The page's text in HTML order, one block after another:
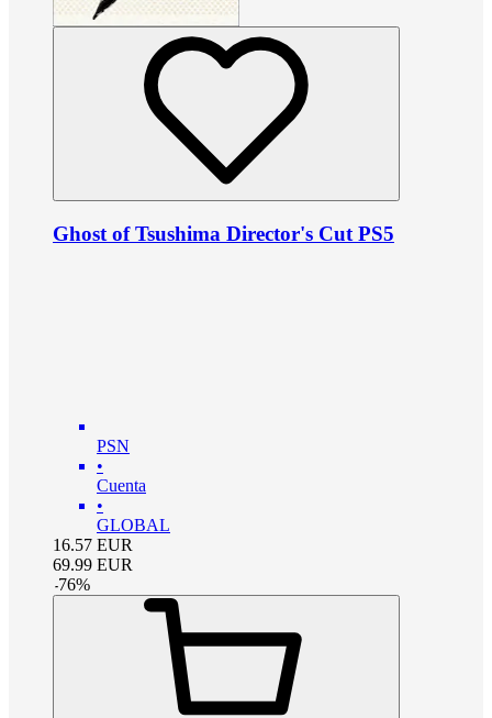
Ghost of Tsushima Director's Cut PS5
PSN
•
Cuenta
•
GLOBAL
16.57 EUR
69.99 EUR
-76%